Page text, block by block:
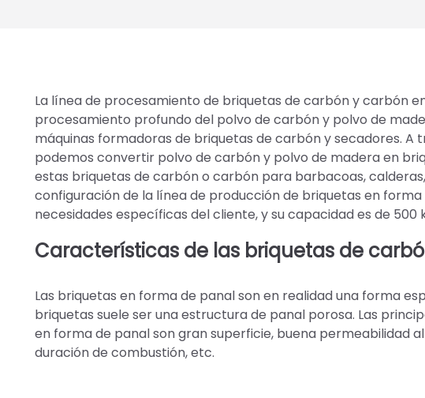
La línea de procesamiento de briquetas de carbón y carbón
procesamiento profundo del polvo de carbón y polvo de
máquinas formadoras de briquetas de carbón y secadores.
podemos convertir polvo de carbón y polvo de madera en
estas briquetas de carbón o carbón para barbacoas,
configuración de la línea de producción de briquetas en
necesidades específicas del cliente, y su capacidad es de 500
Características de las briquetas de
Las briquetas en forma de panal son en realidad una forma
briquetas suele ser una estructura de panal porosa. Las
en forma de panal son gran superficie, buena permeabilidad
duración de combustión, etc.